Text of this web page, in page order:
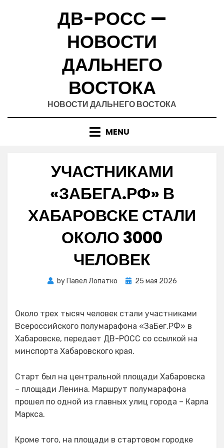
ДВ-РОСС —
НОВОСТИ
ДАЛЬНЕГО
ВОСТОКА
НОВОСТИ ДАЛЬНЕГО ВОСТОКА
MENU
УЧАСТНИКАМИ
«ЗАБЕГА.РФ» В
ХАБАРОВСКЕ СТАЛИ
ОКОЛО 3000
ЧЕЛОВЕК
by Павел Лопатко
Posted
25 мая 2026
Около трех тысяч человек стали участниками
Всероссийского полумарафона «ЗаБег.РФ» в
Хабаровске, передает ДВ-РОСС со ссылкой на
минспорта Хабаровского края.
Старт был на центральной площади Хабаровска
– площади Ленина. Маршрут полумарафона
прошел по одной из главных улиц города – Карла
Маркса.
Кроме того, на площади в стартовом городке